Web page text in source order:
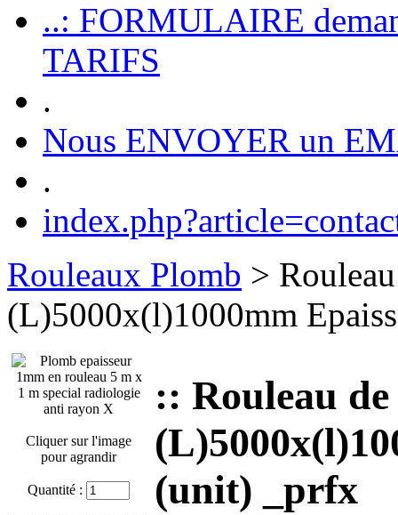
..: FORMULAIRE
TARIFS
.
Nous ENVOYER un
.
Rouleaux Plomb >
(L)5000x(l)1000mm
Cliquer sur l'image
pour agrandir
Quantité :
:: Rouleau
(unit) _prfx